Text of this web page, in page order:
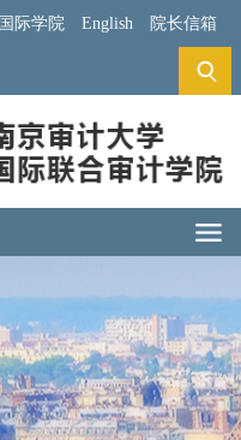
国际学院 English 院长信箱